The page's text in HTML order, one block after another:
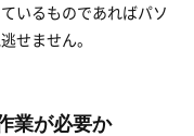
いるものであればパソ
せません。
業が必要か